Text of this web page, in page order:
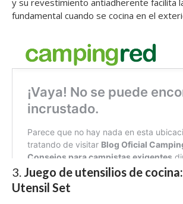
y su revestimiento antiadherente facilita
fundamental cuando se cocina en el
3. Juego de utensilios de
Utensil Set